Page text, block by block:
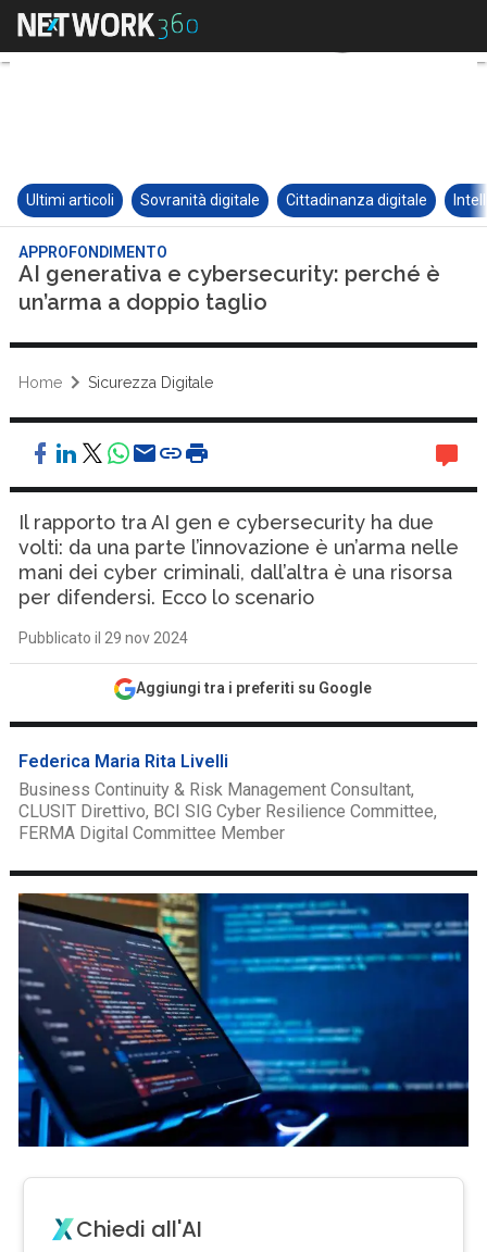
Ultimi articoli Sovranità digitale Cittadinanza digitale
APPROFONDIMENTO
AI generativa e cybersecurity: perché è
un’arma a doppio taglio
Home Sicurezza Digitale
Il rapporto tra AI gen e cybersecurity ha due
volti: da una parte l’innovazione è un’arma nelle
mani dei cyber criminali, dall’altra è una risorsa
per difendersi. Ecco lo scenario
Pubblicato il 29 nov 2024
Aggiungi tra i preferiti su Google
Federica Maria Rita Livelli
Business Continuity & Risk Management Consultant,
CLUSIT Direttivo, BCI SIG Cyber Resilience Committee,
FERMA Digital Committee Member
Chiedi all'AI